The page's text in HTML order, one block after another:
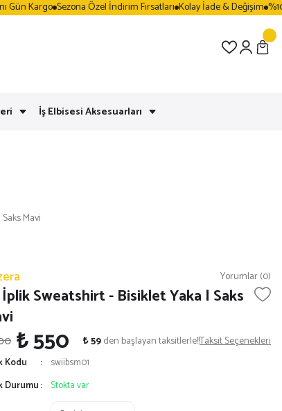
Kargo Sezona Özel İndirim Fırsatları Kolay İade & Değişim %100
İş Elbisesi Aksesuarları
Mavi
Yorumlar (0)
Sweatshirt - Bisiklet Yaka | Saks
₺ 550 ₺ 59den başlayan taksitlerle!!Taksit Seçenekleri
Kodu
swiibsm01
Durumu
Stokta var